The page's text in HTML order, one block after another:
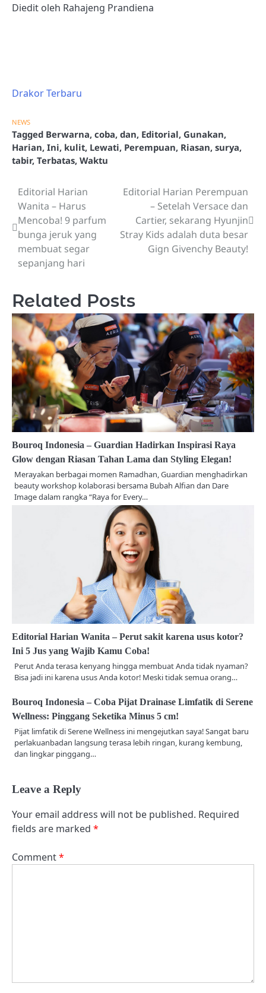
Diedit oleh Rahajeng Prandiena
Drakor Terbaru
NEWS
Tagged Berwarna, coba, dan, Editorial, Gunakan,
Harian, Ini, kulit, Lewati, Perempuan, Riasan, surya,
tabir, Terbatas, Waktu
Post
navigation
Editorial Harian
Wanita – Harus
Mencoba! 9 parfum
bunga jeruk yang
membuat segar
sepanjang hari
Editorial Harian Perempuan
– Setelah Versace dan
Cartier, sekarang Hyunjin
Stray Kids adalah duta besar
Gign Givenchy Beauty!
Related Posts
Bouroq Indonesia – Guardian Hadirkan Inspirasi Raya
Glow dengan Riasan Tahan Lama dan Styling Elegan!
Merayakan berbagai momen Ramadhan, Guardian menghadirkan
beauty workshop kolaborasi bersama Bubah Alfian dan Dare
Image dalam rangka “Raya for Every…
Editorial Harian Wanita – Perut sakit karena usus kotor?
Ini 5 Jus yang Wajib Kamu Coba!
Perut Anda terasa kenyang hingga membuat Anda tidak nyaman?
Bisa jadi ini karena usus Anda kotor! Meski tidak semua orang…
Bouroq Indonesia – Coba Pijat Drainase Limfatik di Serene
Wellness: Pinggang Seketika Minus 5 cm!
Pijat limfatik di Serene Wellness ini mengejutkan saya! Sangat baru
perlakuanbadan langsung terasa lebih ringan, kurang kembung,
dan lingkar pinggang…
Leave a Reply
Your email address will not be published. Required
fields are marked *
Comment*